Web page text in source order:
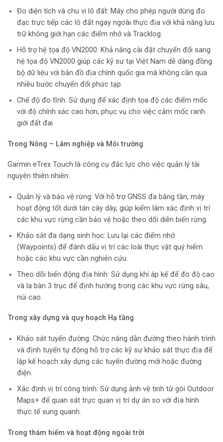
Đo diện tích và chu vi lô đất: Máy cho phép người dùng đo
đạc trực tiếp các lô đất ngay ngoài thực địa với khả năng lưu
trữ không giới hạn các điểm nhớ và Tracklog.
Hỗ trợ hệ tọa độ VN2000: Khả năng cài đặt chuyển đổi sang
hệ tọa độ VN2000 giúp các kỹ sư tại Việt Nam dễ dàng đồng
bộ dữ liệu với bản đồ địa chính quốc gia mà không cần qua
nhiều bước chuyển đổi phức tạp.
Chế độ đo tĩnh: Sử dụng để xác định tọa độ các điểm mốc
với độ chính xác cao hơn, phục vụ cho việc cắm mốc ranh
giới đất đai.
Trong Nông – Lâm nghiệp và Môi trường
Garmin eTrex Touch là công cụ đắc lực cho việc quản lý tài
nguyên thiên nhiên:
Quản lý và bảo vệ rừng: Với hỗ trợ GNSS đa băng tần, máy
hoạt động tốt dưới tán cây dày, giúp kiểm lâm xác định vị trí
các khu vực rừng cần bảo vệ hoặc theo dõi diễn biến rừng.
Khảo sát đa dạng sinh học: Lưu lại các điểm nhớ
(Waypoints) để đánh dấu vị trí các loài thực vật quý hiếm
hoặc các khu vực cần nghiên cứu.
Theo dõi biến động địa hình: Sử dụng khí áp kế để đo độ cao
và la bàn 3 trục để định hướng trong các khu vực rừng sâu,
núi cao.
Trong xây dựng và quy hoạch Hạ tầng
Khảo sát tuyến đường: Chức năng dẫn đường theo hành trình
và định tuyến tự động hỗ trợ các kỹ sư khảo sát thực địa để
lập kế hoạch xây dựng các tuyến đường mới hoặc đường
điện.
Xác định vị trí công trình: Sử dụng ảnh vệ tinh từ gói Outdoor
Maps+ để quan sát trực quan vị trí dự án so với địa hình
thực tế xung quanh.
Trong thám hiểm và hoạt động ngoài trời